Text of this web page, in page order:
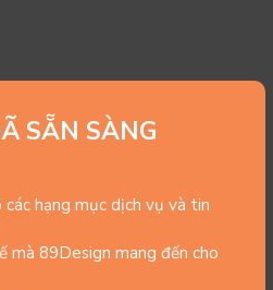
SẴN SÀNG
các hạng mục dịch vụ và tin
mà 89Design mang đến cho